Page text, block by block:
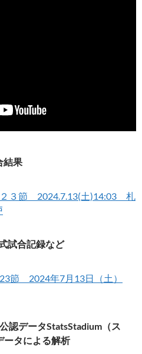
結果
３節 2024.7.13(土)14:03 札
試合記録など
節 2024年7月13日（土）
認データStatsStadium（ス
ータによる解析